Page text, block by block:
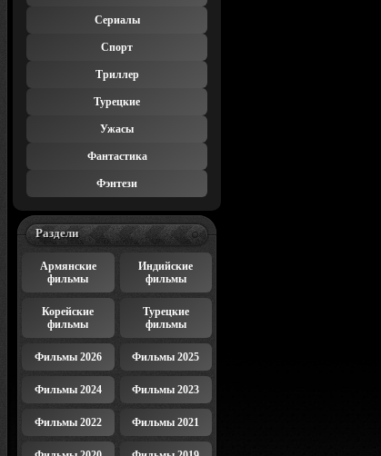
Сериалы
Спорт
Триллер
Турецкие
Ужасы
Фантастика
Фэнтези
Раздели
Армянские
фильмы
Индийские
фильмы
Корейские
фильмы
Турецкие
фильмы
Фильмы 2026 Фильмы 2025
Фильмы 2024 Фильмы 2023
Фильмы 2022 Фильмы 2021